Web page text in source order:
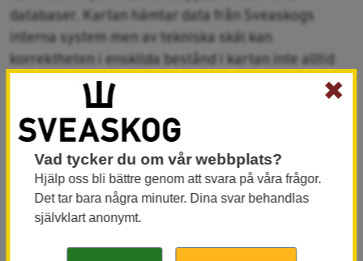
databaser. Kartan hämtar data från Sveaskogs
interna system men av tekniska skäl kan
korrektheten i enskilda bestånd i kartan inte alltid
garanteras.
OBS! Om du väljer att tända ett lager på kartan kan
du behöva zooma in ett par steg för att området ska
bli synligt.
Mörkröd färg i kartan under Naturvårdskategorier
betyder antingen formella avsättningar (reservat
som Sveaskog äger eller avsättningar inom
✖
Vad tycker du om vår webbplats?
Hjälp oss bli bättre genom att svara på våra frågor.
Det tar bara några minuter. Dina svar behandlas
självklart anonymt.